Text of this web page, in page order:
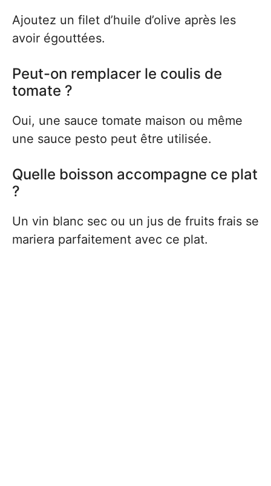
Ajoutez un filet d’huile d’olive après les
avoir égouttées.
Peut-on remplacer le coulis de
tomate ?
Oui, une sauce tomate maison ou même
une sauce pesto peut être utilisée.
Quelle boisson accompagne ce plat
?
Un vin blanc sec ou un jus de fruits frais se
mariera parfaitement avec ce plat.